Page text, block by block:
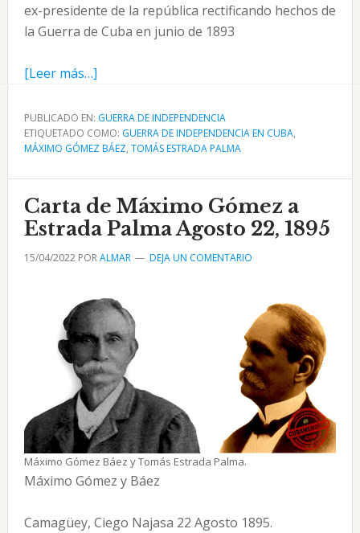
ex-presidente de la república rectificando hechos de
la Guerra de Cuba en junio de 1893
[Leer más…]acerca
Cartas
de
Máximo
Gómez:
A
Estrada
Palma
Junio,
PUBLICADO EN: GUERRA DE INDEPENDENCIA
ETIQUETADO COMO: GUERRA DE INDEPENDENCIA EN CUBA,
MÁXIMO GÓMEZ BÁEZ, TOMÁS ESTRADA PALMA
Carta de Máximo Gómez a
Estrada Palma Agosto 22, 1895
15/04/2022PORALMAR DEJA UN COMENTARIO
Máximo Gómez Báez y Tomás Estrada Palma.
Máximo Gómez y Báez
Camagüey, Ciego Najasa 22 Agosto 1895.